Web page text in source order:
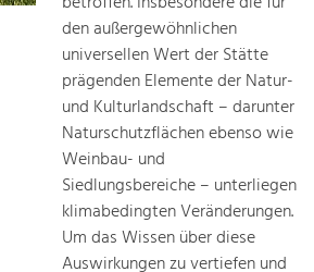
den außergewöhnlichen
universellen Wert der Stätte
prägenden Elemente der Natur-
und Kulturlandschaft – darunter
Naturschutzflächen ebenso wie
Weinbau- und
Siedlungsbereiche – unterliegen
klimabedingten Veränderungen.
Um das Wissen über diese
Auswirkungen zu vertiefen und